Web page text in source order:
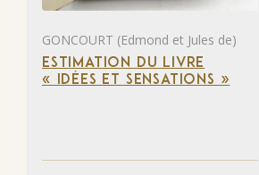
GONCOURT (Edmond et Jules de)
ESTIMATION DU LIVRE
« IDÉES ET SENSATIONS »